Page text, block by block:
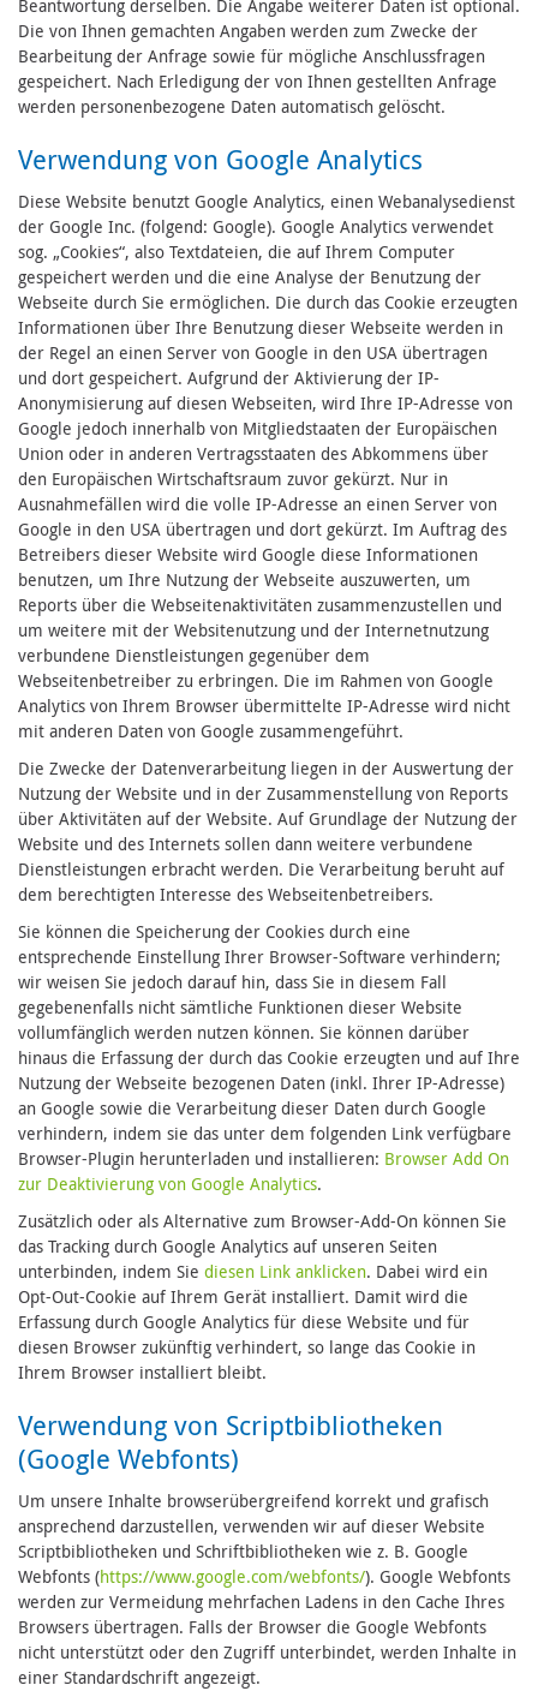
Beantwortung derselben. Die Angabe weiterer Daten ist optional.
Die von Ihnen gemachten Angaben werden zum Zwecke der
Bearbeitung der Anfrage sowie für mögliche Anschlussfragen
gespeichert. Nach Erledigung der von Ihnen gestellten Anfrage
werden personenbezogene Daten automatisch gelöscht.
Verwendung von Google Analytics
Diese Website benutzt Google Analytics, einen Webanalysedienst
der Google Inc. (folgend: Google). Google Analytics verwendet
sog. „Cookies“, also Textdateien, die auf Ihrem Computer
gespeichert werden und die eine Analyse der Benutzung der
Webseite durch Sie ermöglichen. Die durch das Cookie erzeugten
Informationen über Ihre Benutzung dieser Webseite werden in
der Regel an einen Server von Google in den USA übertragen
und dort gespeichert. Aufgrund der Aktivierung der IP-
Anonymisierung auf diesen Webseiten, wird Ihre IP-Adresse von
Google jedoch innerhalb von Mitgliedstaaten der Europäischen
Union oder in anderen Vertragsstaaten des Abkommens über
den Europäischen Wirtschaftsraum zuvor gekürzt. Nur in
Ausnahmefällen wird die volle IP-Adresse an einen Server von
Google in den USA übertragen und dort gekürzt. Im Auftrag des
Betreibers dieser Website wird Google diese Informationen
benutzen, um Ihre Nutzung der Webseite auszuwerten, um
Reports über die Webseitenaktivitäten zusammenzustellen und
um weitere mit der Websitenutzung und der Internetnutzung
verbundene Dienstleistungen gegenüber dem
Webseitenbetreiber zu erbringen. Die im Rahmen von Google
Analytics von Ihrem Browser übermittelte IP-Adresse wird nicht
mit anderen Daten von Google zusammengeführt.
Die Zwecke der Datenverarbeitung liegen in der Auswertung der
Nutzung der Website und in der Zusammenstellung von Reports
über Aktivitäten auf der Website. Auf Grundlage der Nutzung der
Website und des Internets sollen dann weitere verbundene
Dienstleistungen erbracht werden. Die Verarbeitung beruht auf
dem berechtigten Interesse des Webseitenbetreibers.
Sie können die Speicherung der Cookies durch eine
entsprechende Einstellung Ihrer Browser-Software verhindern;
wir weisen Sie jedoch darauf hin, dass Sie in diesem Fall
gegebenenfalls nicht sämtliche Funktionen dieser Website
vollumfänglich werden nutzen können. Sie können darüber
hinaus die Erfassung der durch das Cookie erzeugten und auf Ihre
Nutzung der Webseite bezogenen Daten (inkl. Ihrer IP-Adresse)
an Google sowie die Verarbeitung dieser Daten durch Google
verhindern, indem sie das unter dem folgenden Link verfügbare
Browser-Plugin herunterladen und installieren: Browser Add On
zur Deaktivierung von Google Analytics.
Zusätzlich oder als Alternative zum Browser-Add-On können Sie
das Tracking durch Google Analytics auf unseren Seiten
unterbinden, indem Sie diesen Link anklicken. Dabei wird ein
Opt-Out-Cookie auf Ihrem Gerät installiert. Damit wird die
Erfassung durch Google Analytics für diese Website und für
diesen Browser zukünftig verhindert, so lange das Cookie in
Ihrem Browser installiert bleibt.
Verwendung von Scriptbibliotheken
(Google Webfonts)
Um unsere Inhalte browserübergreifend korrekt und grafisch
ansprechend darzustellen, verwenden wir auf dieser Website
Scriptbibliotheken und Schriftbibliotheken wie z. B. Google
Webfonts (https://www.google.com/webfonts/). Google Webfonts
werden zur Vermeidung mehrfachen Ladens in den Cache Ihres
Browsers übertragen. Falls der Browser die Google Webfonts
nicht unterstützt oder den Zugriff unterbindet, werden Inhalte in
einer Standardschrift angezeigt.